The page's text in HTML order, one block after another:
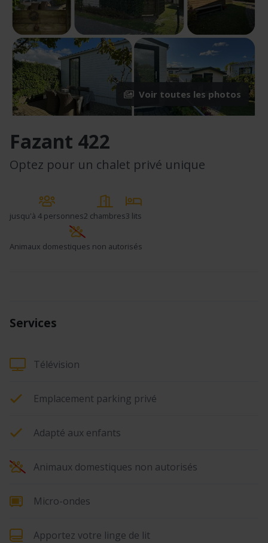
Voir toutes les photos
Fazant 422
Optez pour un chalet privé unique
jusqu'à 4 personnes2 chambres3 lits
Animaux domestiques non autorisés
Services
Télévision
Emplacement parking privé
Adapté aux enfants
Animaux domestiques non autorisés
Micro-ondes
Apportez votre linge de lit